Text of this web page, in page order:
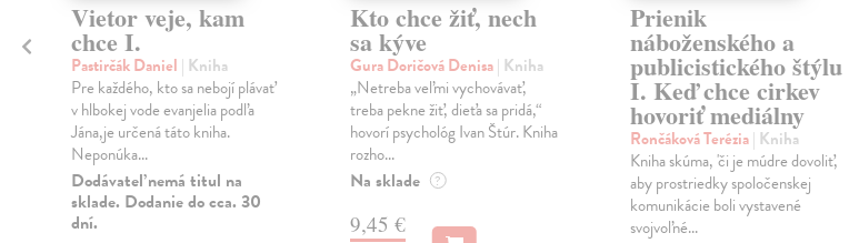
Vietor veje, kam
chce I.
Pastirčák Daniel | Kniha
Pre každého, kto sa nebojí plávať
v hlbokej vode evanjelia podľa
Jána,je určená táto kniha.
Neponúka...
Dodávateľ nemá titul na
sklade. Dodanie do cca. 30
dní.
Kto chce žiť, nech
sa kýve
Gura Doričová Denisa| Kniha
„Netreba veľmi vychovávať,
treba pekne žiť, dieťa sa pridá,“
hovorí psychológ Ivan Štúr. Kniha
rozho...
Na sklade ?
9,45 €
Prienik
náboženského a
publicistického štýlu
I. Keď chce cirkev
hovoriť mediálny
Rončáková Terézia| Kniha
Kniha skúma, 'či je múdre dovoliť,
aby prostriedky spoločenskej
komunikácie boli vystavené
svojvoľné...